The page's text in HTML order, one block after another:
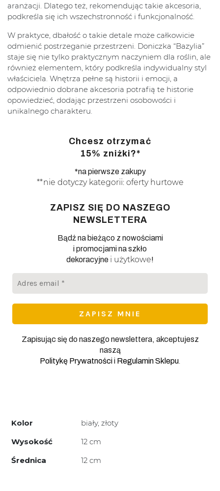
aranżacji. Dlatego też, rekomendując takie akcesoria,
podkreśla się ich wszechstronność i funkcjonalność.
W praktyce, dbałość o takie detale może całkowicie
odmienić postrzeganie przestrzeni. Doniczka “Bazylia”
staje się nie tylko praktycznym naczyniem dla roślin, ale
również elementem, który podkreśla indywidualny styl
właściciela. Wnętrza pełne są historii i emocji, a
odpowiednio dobrane akcesoria potrafią te historie
opowiedzieć, dodając przestrzeni osobowości i
unikalnego charakteru.
Chcesz otrzymać
15% zniżki?*
*na pierwsze zakupy
**nie dotyczy kategorii: oferty hurtowe
ZAPISZ SIĘ DO NASZEGO
NEWSLETTERA
Bądź na bieżąco z nowościami
i promocjami na szkło
dekoracyjne i użytkowe!
Zapisując się do naszego newslettera, akceptujesz
naszą
Politykę Prywatnościi Regulamin Sklepu.
Kolor
biały, złoty
Wysokość
12 cm
Średnica
12 cm